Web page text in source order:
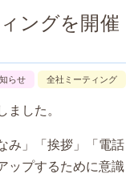
ングを開催
らせ 全社ミーティング
ました。
み」「挨拶」「電話
ップするために意識